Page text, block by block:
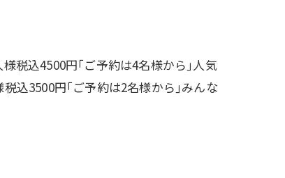
税込4500円｢ご予約は4名様から｣人気
込3500円｢ご予約は2名様から｣みんな